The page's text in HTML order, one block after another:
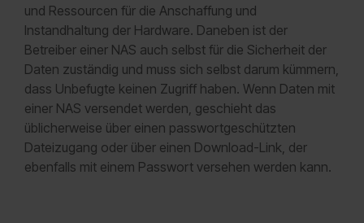
und Ressourcen für die Anschaffung und
Instandhaltung der Hardware. Daneben ist der
Betreiber einer NAS auch selbst für die Sicherheit der
Daten zuständig und muss sich selbst darum kümmern,
dass Unbefugte keinen Zugriff haben. Wenn Daten mit
einer NAS versendet werden, geschieht das
üblicherweise über einen passwortgeschützten
Dateizugang oder über einen Download-Link, der
ebenfalls mit einem Passwort versehen werden kann.